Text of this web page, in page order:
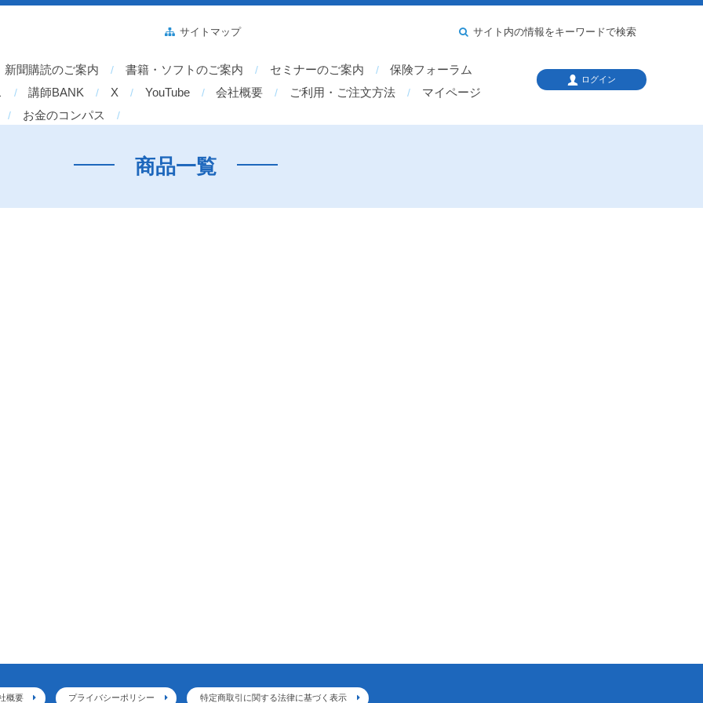
新聞購読のご案内 書籍・ソフトのご案内 セミナーのご案内
保険フォーラム
講師BANK X YouTube 会社概要 ご利用・ご注文方法
マイページ
お金のコンパス
サイトマップ サイト内の情報をキーワードで検索
ログイン
商品一覧
概要 プライバシーポリシー 特定商取引に関する法律に基づく表示